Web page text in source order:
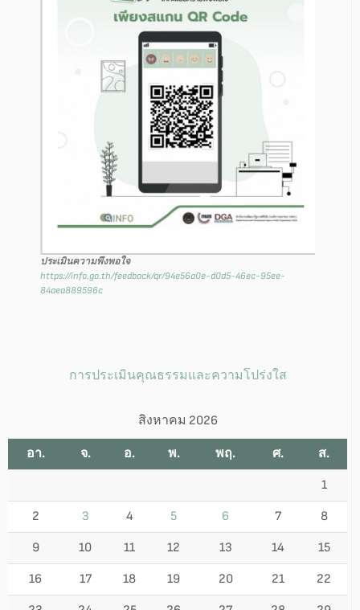
ประเมินความพึงพอใจ
https://info.go.th/feedback/qr/94e56a0e-d0d5-46ec-95ee-
84aea889596c
การประเมินคุณธรรมและความโปร่งใส
สิงหาคม 2026
อา. จ. อ. พ. พฤ. ศ. ส.
1
2 3 4 5 6 7 8
9 10 11 12 13 14 15
16 17 18 19 20 21 22